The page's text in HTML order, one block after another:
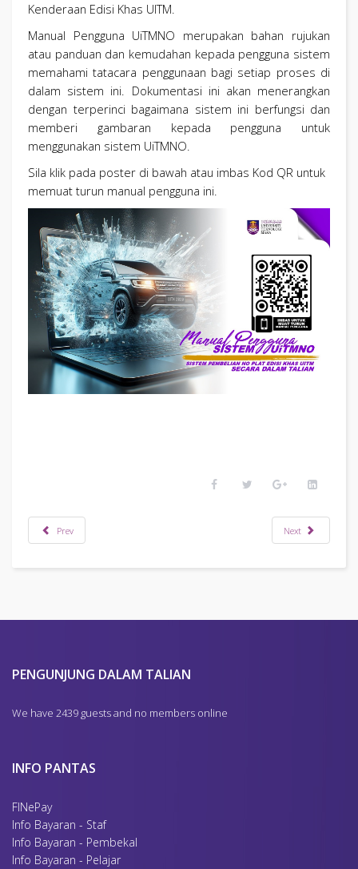
Kenderaan Edisi Khas UITM.
Manual Pengguna UiTMNO merupakan bahan rujukan
atau panduan dan kemudahan kepada pengguna sistem
memahami tatacara penggunaan bagi setiap proses di
dalam sistem ini. Dokumentasi ini akan menerangkan
dengan terperinci bagaimana sistem ini berfungsi dan
memberi gambaran kepada pengguna untuk
menggunakan sistem UiTMNO.
Sila klik pada poster di bawah atau imbas Kod QR untuk
memuat turun manual pengguna ini.
Prev Next
PENGUNJUNG DALAM TALIAN
We have 2439 guests and no members online
INFO PANTAS
FINePay
Info Bayaran - Staf
Info Bayaran - Pembekal
Info Bayaran - Pelajar